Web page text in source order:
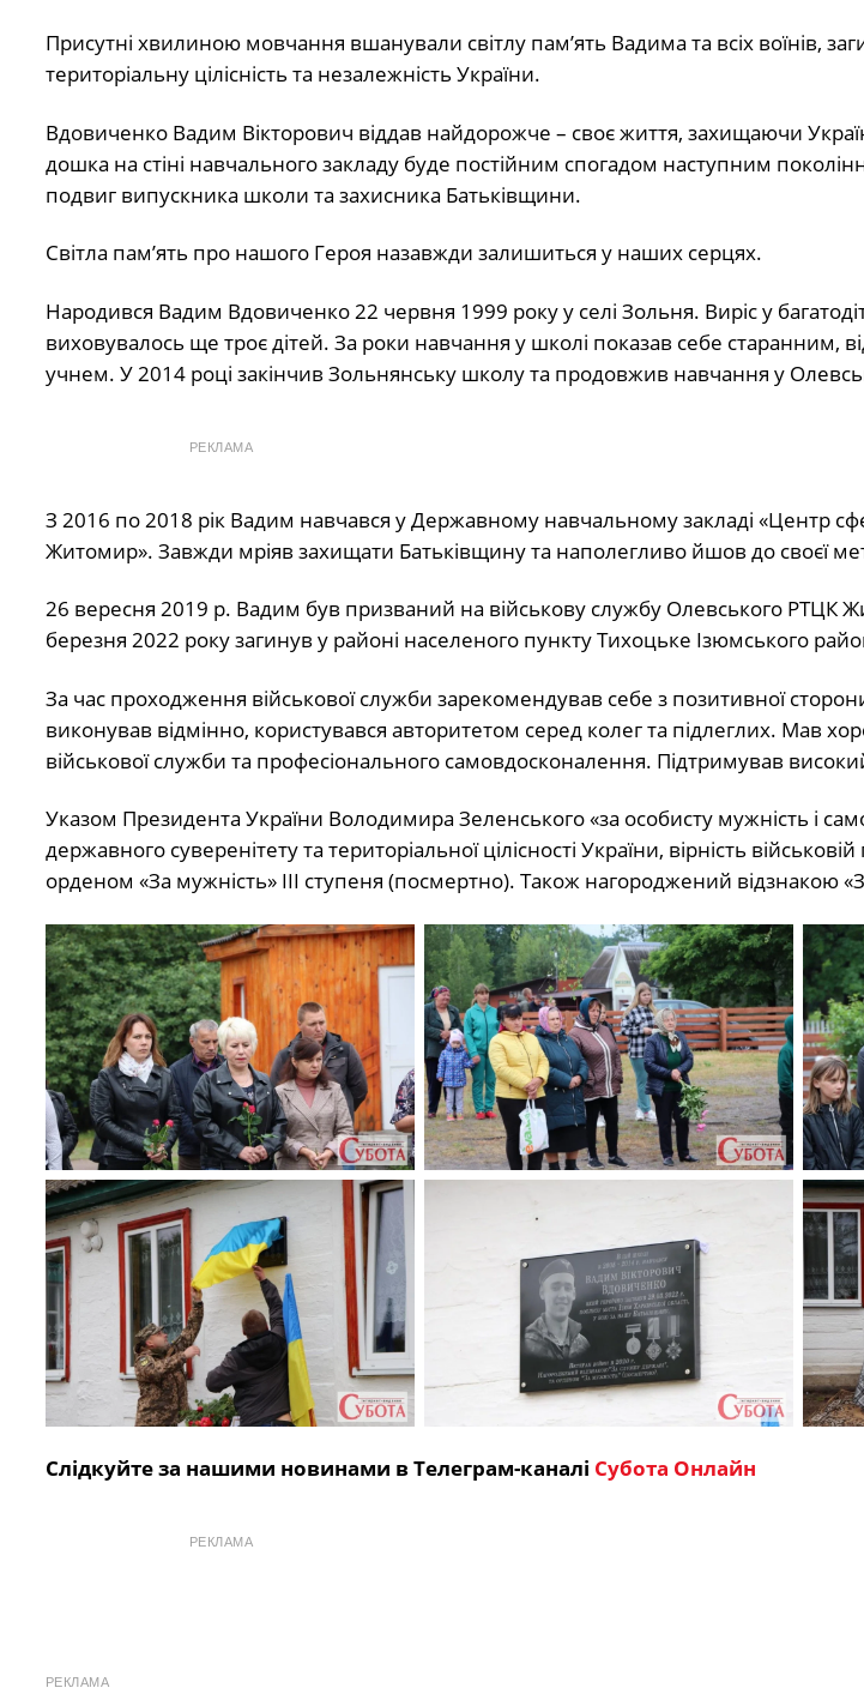
Присутні хвилиною мовчання вшанували світлу пам’ять Вадима та всіх воїнів,
територіальну цілісність та незалежність України.
Вдовиченко Вадим Вікторович віддав найдорожче – своє життя, захищаючи
дошка на стіні навчального закладу буде постійним спогадом наступним
подвиг випускника школи та захисника Батьківщини.
Світла пам’ять про нашого Героя назавжди залишиться у наших серцях.
Народився Вадим Вдовиченко 22 червня 1999 року у селі Зольня. Виріс у
виховувалось ще троє дітей. За роки навчання у школі показав себе старанним,
учнем. У 2014 році закінчив Зольнянську школу та продовжив навчання у
РЕКЛАМА
З 2016 по 2018 рік Вадим навчався у Державному навчальному закладі «Центр
Житомир». Завжди мріяв захищати Батьківщину та наполегливо йшов до своєї
26 вересня 2019 р. Вадим був призваний на військову службу Олевського РТЦК
березня 2022 року загинув у районі населеного пункту Тихоцьке Ізюмського
За час проходження військової служби зарекомендував себе з позитивної
виконував відмінно, користувався авторитетом серед колег та підлеглих. Мав
військової служби та професіонального самовдосконалення. Підтримував
Указом Президента України Володимира Зеленського «за особисту мужність і
державного суверенітету та територіальної цілісності України, вірність
орденом «За мужність» ІІІ ступеня (посмертно). Також нагороджений відзнакою
Слідкуйте за нашими новинами в Телеграм-каналі Субота Онлайн
РЕКЛАМА
РЕКЛАМА